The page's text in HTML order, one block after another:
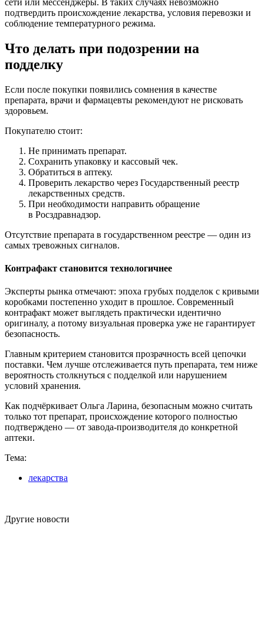
сети или мессенджеры. В таких случаях невозможно
подтвердить происхождение лекарства, условия перевозки и
соблюдение температурного режима.
Что делать при подозрении на
подделку
Если после покупки появились сомнения в качестве
препарата, врачи и фармацевты рекомендуют не рисковать
здоровьем.
Покупателю стоит:
Не принимать препарат.
Сохранить упаковку и кассовый чек.
Обратиться в аптеку.
Проверить лекарство через Государственный реестр
лекарственных средств.
При необходимости направить обращение
в Росздравнадзор.
Отсутствие препарата в государственном реестре — один из
самых тревожных сигналов.
Контрафакт становится технологичнее
Эксперты рынка отмечают: эпоха грубых подделок с кривыми
коробками постепенно уходит в прошлое. Современный
контрафакт может выглядеть практически идентично
оригиналу, а потому визуальная проверка уже не гарантирует
безопасность.
Главным критерием становится прозрачность всей цепочки
поставки. Чем лучше отслеживается путь препарата, тем ниже
вероятность столкнуться с подделкой или нарушением
условий хранения.
Как подчёркивает Ольга Ларина, безопасным можно считать
только тот препарат, происхождение которого полностью
подтверждено — от завода-производителя до конкретной
аптеки.
Тема:
лекарства
Другие новости